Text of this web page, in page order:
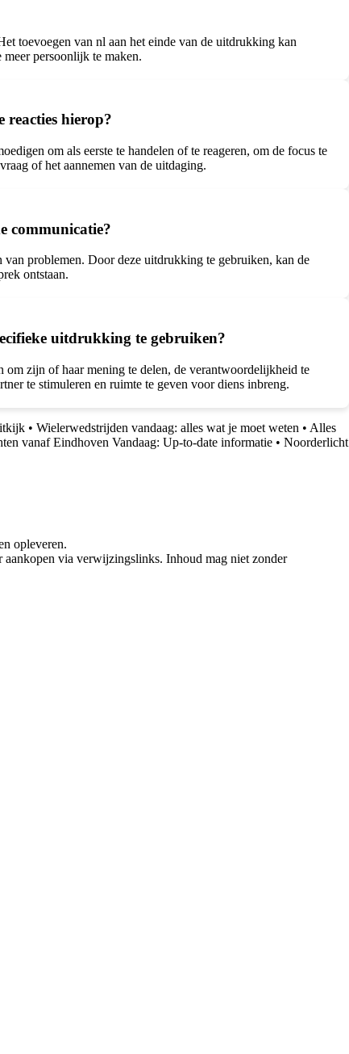
toevoegen van nl aan het einde van de uitdrukking kan
persoonlijk te maken.
hierop?
om als eerste te handelen of te reageren, om de focus te
of het aannemen van de uitdaging.
communicatie?
problemen. Door deze uitdrukking te gebruiken, kan de
ontstaan.
uitdrukking te gebruiken?
om zijn of haar mening te delen, de verantwoordelijkheid te
te stimuleren en ruimte te geven voor diens inbreng.
• Wielerwedstrijden vandaag: alles wat je moet weten • Alles
vanaf Eindhoven Vandaag: Up-to-date informatie • Noorderlicht
opleveren.
aankopen via verwijzingslinks. Inhoud mag niet zonder